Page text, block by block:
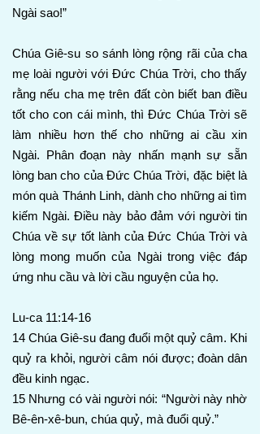
Ngài sao!”
Chúa Giê-su so sánh lòng rộng rãi của cha
mẹ loài người với Đức Chúa Trời, cho thấy
rằng nếu cha mẹ trên đất còn biết ban điều
tốt cho con cái mình, thì Đức Chúa Trời sẽ
làm nhiều hơn thế cho những ai cầu xin
Ngài. Phân đoạn này nhấn mạnh sự sẵn
lòng ban cho của Đức Chúa Trời, đặc biệt là
món quà Thánh Linh, dành cho những ai tìm
kiếm Ngài. Điều này bảo đảm với người tin
Chúa về sự tốt lành của Đức Chúa Trời và
lòng mong muốn của Ngài trong việc đáp
ứng nhu cầu và lời cầu nguyện của họ.
Lu-ca 11:14-16
14 Chúa Giê-su đang đuổi một quỷ câm. Khi
quỷ ra khỏi, người câm nói được; đoàn dân
đều kinh ngạc.
15 Nhưng có vài người nói: “Người này nhờ
Bê-ên-xê-bun, chúa quỷ, mà đuổi quỷ.”